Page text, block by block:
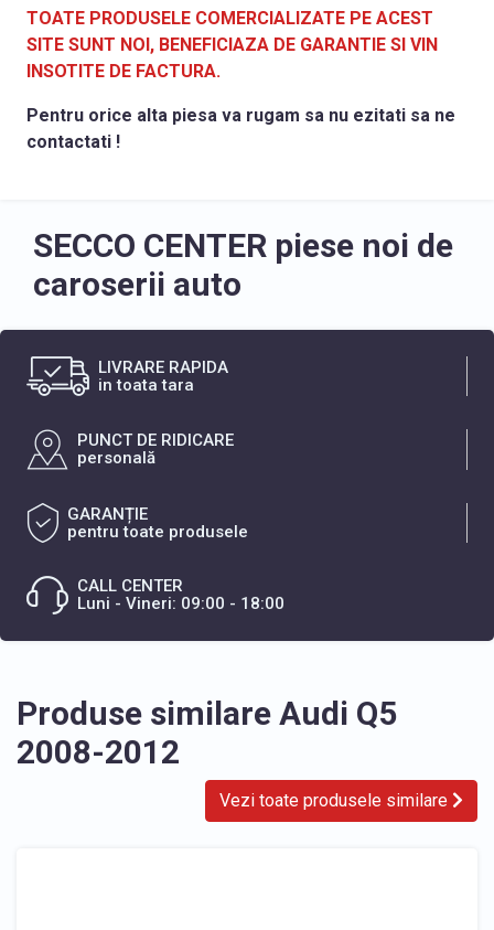
TOATE PRODUSELE COMERCIALIZATE PE ACEST
SITE SUNT NOI, BENEFICIAZA DE GARANTIE SI VIN
INSOTITE DE FACTURA.
Pentru orice alta piesa va rugam sa nu ezitati sa ne
contactati !
SECCO CENTER piese noi de
caroserii auto
LIVRARE RAPIDA
in toata tara
PUNCT DE RIDICARE
personală
GARANȚIE
pentru toate produsele
CALL CENTER
Luni - Vineri: 09:00 - 18:00
Produse similare Audi Q5
2008-2012
Vezi toate produsele similare